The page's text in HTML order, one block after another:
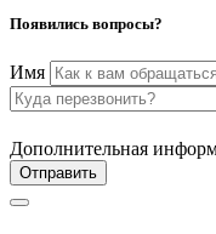
Появились вопросы?
Имя
Дополнительная
Отправить